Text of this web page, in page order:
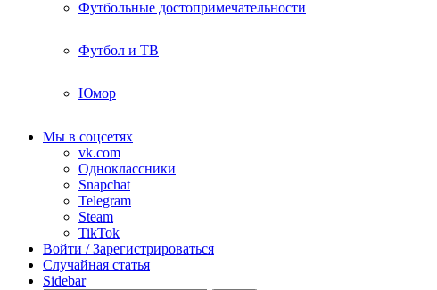
Футбольные достопримечательности
Футбол и ТВ
Юмор
Мы в соцсетях
vk.com
Одноклассники
Snapchat
Telegram
Steam
TikTok
Войти / Зарегистрироваться
Случайная статья
Sidebar